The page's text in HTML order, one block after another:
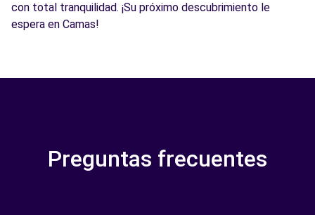
con total tranquilidad. ¡Su próximo descubrimiento le
espera en Camas!
Preguntas frecuentes